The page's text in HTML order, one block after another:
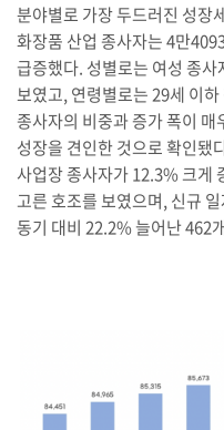
분야별로 가장 두드러진 성장
화장품 산업 종사자는 4만
급증했다. 성별로는 여성 종
보였고, 연령별로는 29세 이
종사자의 비중과 증가 폭이
성장을 견인한 것으로 확인됐
사업장 종사자가 12.3% 크게
고른 호조를 보였으며, 신규
동기 대비 22.2% 늘어난 462